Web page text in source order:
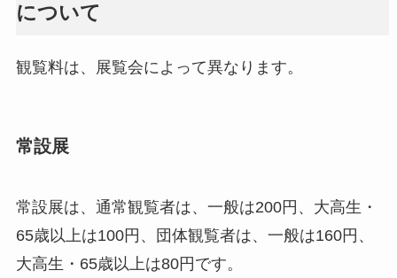
について
観覧料は、展覧会によって異なります。
常設展
常設展は、通常観覧者は、一般は200円、大高生・
65歳以上は100円、団体観覧者は、一般は160円、
大高生・65歳以上は80円です。